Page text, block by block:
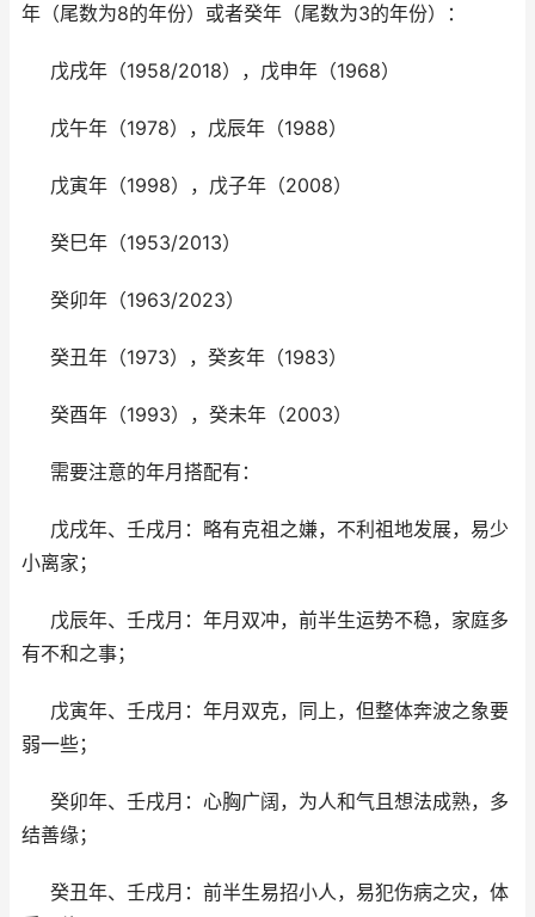
年（尾数为8的年份）或者癸年（尾数为3的年份）：
戊戌年（1958/2018），戊申年（1968）
戊午年（1978），戊辰年（1988）
戊寅年（1998），戊子年（2008）
癸巳年（1953/2013）
癸卯年（1963/2023）
癸丑年（1973），癸亥年（1983）
癸酉年（1993），癸未年（2003）
需要注意的年月搭配有：
戊戌年、壬戌月：略有克祖之嫌，不利祖地发展，易少
小离家；
戊辰年、壬戌月：年月双冲，前半生运势不稳，家庭多
有不和之事；
戊寅年、壬戌月：年月双克，同上，但整体奔波之象要
弱一些；
癸卯年、壬戌月：心胸广阔，为人和气且想法成熟，多
结善缘；
癸丑年、壬戌月：前半生易招小人，易犯伤病之灾，体